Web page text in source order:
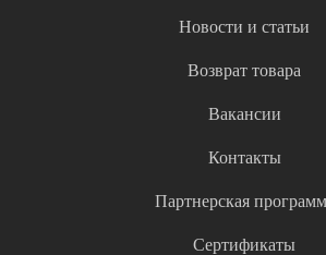
Новости и статьи
Возврат товара
Вакансии
Контакты
Партнерская
Сертификаты